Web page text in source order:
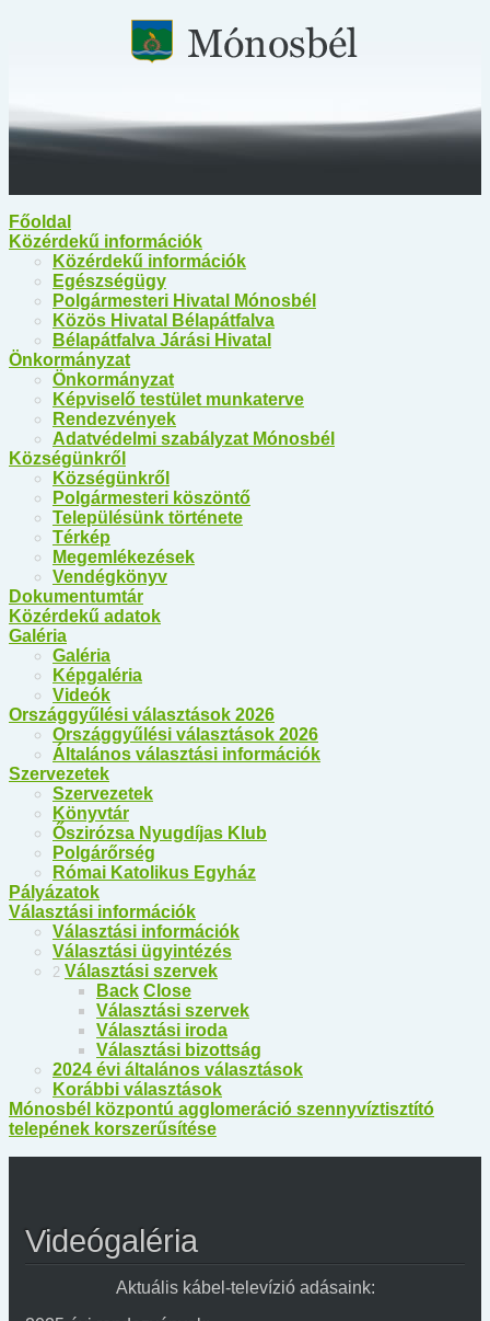
Főoldal
Közérdekű információk
Közérdekű információk
Egészségügy
Polgármesteri Hivatal Mónosbél
Közös Hivatal Bélapátfalva
Bélapátfalva Járási Hivatal
Önkormányzat
Önkormányzat
Képviselő testület munkaterve
Rendezvények
Adatvédelmi szabályzat Mónosbél
Községünkről
Községünkről
Polgármesteri köszöntő
Településünk története
Térkép
Megemlékezések
Vendégkönyv
Dokumentumtár
Közérdekű adatok
Galéria
Galéria
Képgaléria
Videók
Országgyűlési választások 2026
Országgyűlési választások 2026
Általános választási információk
Szervezetek
Szervezetek
Könyvtár
Őszirózsa Nyugdíjas Klub
Polgárőrség
Római Katolikus Egyház
Pályázatok
Választási információk
Választási információk
Választási ügyintézés
2 Választási szervek
Back Close
Választási szervek
Választási iroda
Választási bizottság
2024 évi általános választások
Korábbi választások
Mónosbél központú agglomeráció szennyvíztisztító
telepének korszerűsítése
Videógaléria
Aktuális kábel-televízió adásaink: